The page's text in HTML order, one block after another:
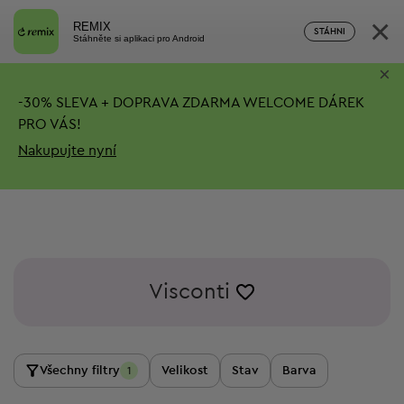
REMIX
Stáhněte si aplikaci pro Android
STÁHNI ×
-30% SLEVA + DOPRAVA ZDARMA WELCOME DÁREK
PRO VÁS!
Nakupujte nyní
×
Visconti
Všechny filtry 1 Velikost Stav Barva